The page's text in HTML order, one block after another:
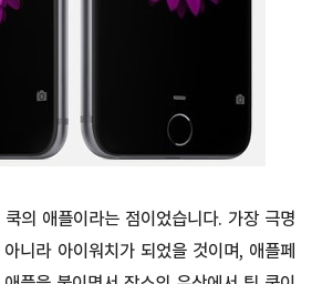
의 애플이라는 점이었습니다. 가장 극명
니라 아이워치가 되었을 것이며, 애플페